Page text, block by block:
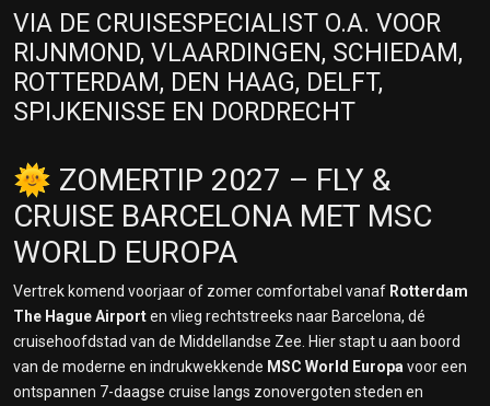
VIA DE CRUISESPECIALIST O.A. VOOR
RIJNMOND, VLAARDINGEN, SCHIEDAM,
ROTTERDAM, DEN HAAG, DELFT,
SPIJKENISSE EN DORDRECHT
🌞 ZOMERTIP 2027 – FLY &
CRUISE BARCELONA MET MSC
WORLD EUROPA
Vertrek komend voorjaar of zomer comfortabel vanaf Rotterdam
The Hague Airporten vlieg rechtstreeks naar Barcelona, dé
cruisehoofdstad van de Middellandse Zee. Hier stapt u aan boord
van de moderne en indrukwekkende MSC World Europa voor een
ontspannen 7-daagse cruise langs zonovergoten steden en